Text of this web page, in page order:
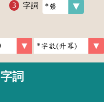
字詞
字詞